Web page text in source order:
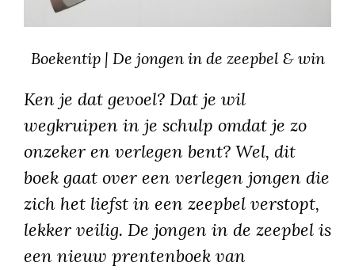
Boekentip | De jongen in de zeepbel & win
Ken je dat gevoel? Dat je wil
wegkruipen in je schulp omdat je zo
onzeker en verlegen bent? Wel, dit
boek gaat over een verlegen jongen die
zich het liefst in een zeepbel verstopt,
lekker veilig. De jongen in de zeepbel is
een nieuw prentenboek van